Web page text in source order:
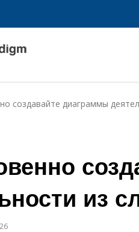
создавайте диаграммы
из